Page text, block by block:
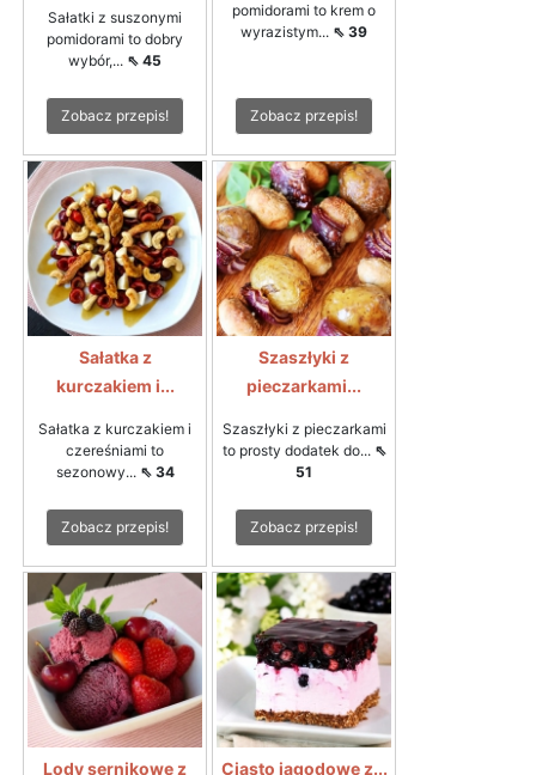
Sałatki z suszonymi
pomidorami to dobry
wybór,... ⇖ 45
Zobacz przepis!
pomidorami to krem o
wyrazistym... ⇖ 39
Zobacz przepis!
Sałatka z
kurczakiem i...
Sałatka z kurczakiem i
czereśniami to
sezonowy... ⇖ 34
Zobacz przepis!
Szaszłyki z
pieczarkami...
Szaszłyki z pieczarkami
to prosty dodatek do... ⇖
51
Zobacz przepis!
Lody sernikowe z Ciasto jagodowe z...